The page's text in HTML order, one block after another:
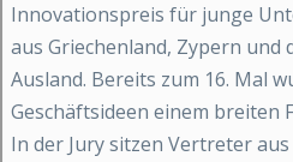
Innovationspreis für junge
aus Griechenland, Zypern und
Ausland. Bereits zum 16. Mal
Geschäftsideen einem breiten
In der Jury sitzen Vertreter